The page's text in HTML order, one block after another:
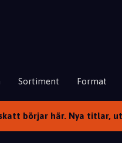
Sortiment Format
börjar här. Nya titlar,